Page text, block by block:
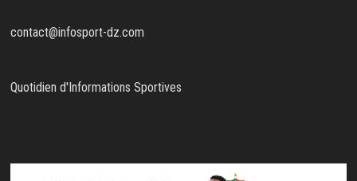
contact@infosport-dz.com
Quotidien d'Informations Sportives